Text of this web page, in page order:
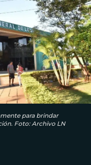
para brindar
Foto: Archivo LN